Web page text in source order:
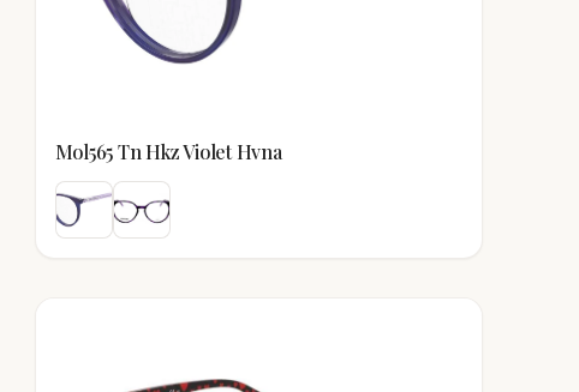
Mol565 Tn Hkz Violet Hvna